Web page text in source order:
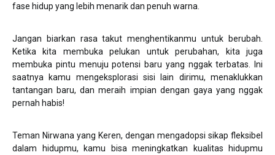
fase hidup yang lebih menarik dan penuh warna.
Jangan biarkan rasa takut menghentikanmu untuk berubah.
Ketika kita membuka pelukan untuk perubahan, kita juga
membuka pintu menuju potensi baru yang nggak terbatas. Ini
saatnya kamu mengeksplorasi sisi lain dirimu, menaklukkan
tantangan baru, dan meraih impian dengan gaya yang nggak
pernah habis!
Teman Nirwana yang Keren, dengan mengadopsi sikap fleksibel
dalam hidupmu, kamu bisa meningkatkan kualitas hidupmu